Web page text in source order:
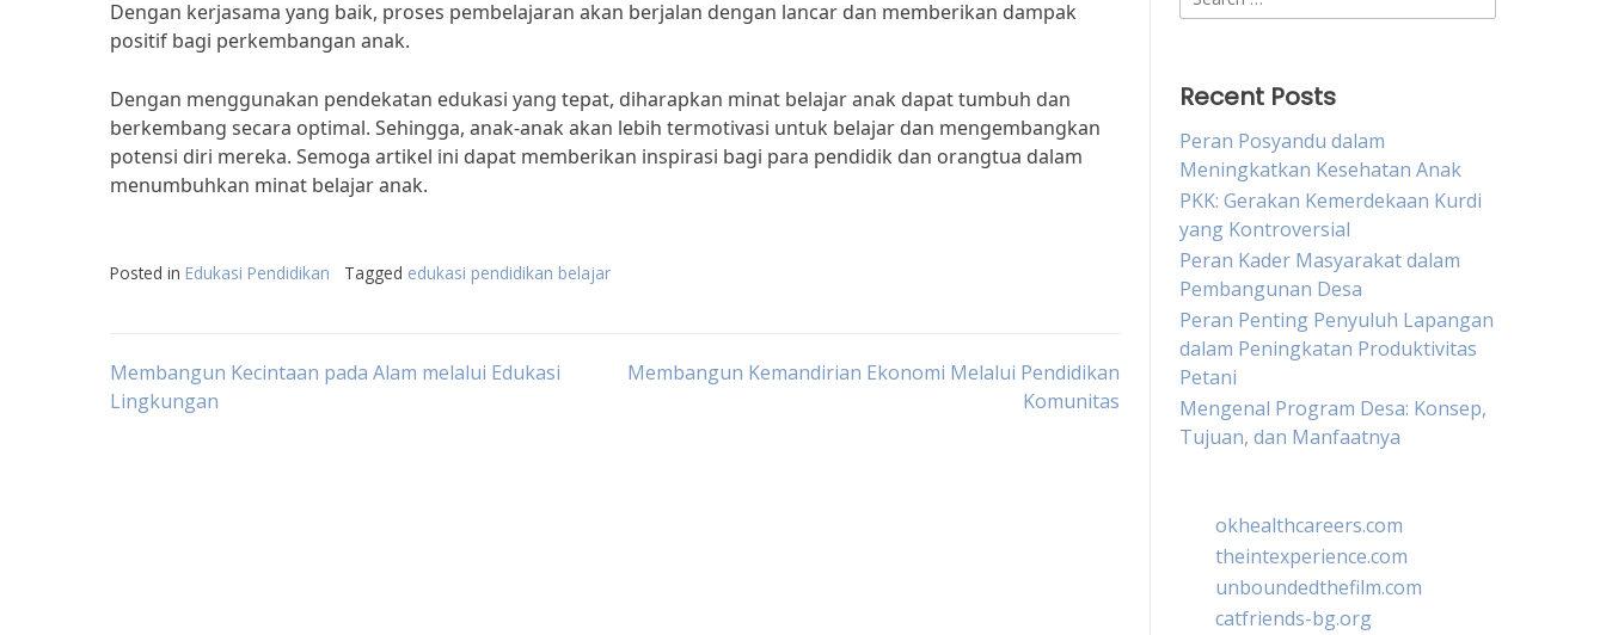
Dengan kerjasama yang baik, proses pembelajaran akan berjalan dengan lancar dan memberikan dampak
positif bagi perkembangan anak.
Dengan menggunakan pendekatan edukasi yang tepat, diharapkan minat belajar anak dapat tumbuh dan
berkembang secara optimal. Sehingga, anak-anak akan lebih termotivasi untuk belajar dan mengembangkan
potensi diri mereka. Semoga artikel ini dapat memberikan inspirasi bagi para pendidik dan orangtua dalam
menumbuhkan minat belajar anak.
Posted in Edukasi Pendidikan Tagged edukasi pendidikan belajar
Post
Membangun Kecintaan pada Alam melalui Edukasi
Lingkungan
Membangun Kemandirian Ekonomi Melalui Pendidikan
Komunitas
for:
Recent Posts
Peran Posyandu dalam
Meningkatkan Kesehatan Anak
PKK: Gerakan Kemerdekaan Kurdi
yang Kontroversial
Peran Kader Masyarakat dalam
Pembangunan Desa
Peran Penting Penyuluh Lapangan
dalam Peningkatan Produktivitas
Petani
Mengenal Program Desa: Konsep,
Tujuan, dan Manfaatnya
okhealthcareers.com
theintexperience.com
unboundedthefilm.com
catfriends-bg.org